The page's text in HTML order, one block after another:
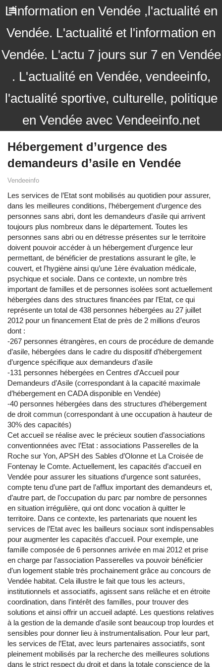
L'information en Vendée ,l'actualité en
Vendée. L'actualité et l'information en
Vendée. L'actu 7 jours sur 7 en Vendée
. L'actualité en Vendée, vendeeinfo,
l'actualité sportive, culturelle, politique
en Vendée avec Vendeeinfo.net
Hébergement d’urgence des
demandeurs d’asile en Vendée
Vendeeinfo
Les services de l’Etat sont mobilisés au quotidien pour assurer,
dans les meilleures conditions, l’hébergement d’urgence des
personnes sans abri, dont les demandeurs d’asile qui arrivent
toujours plus nombreux dans le département. Toutes les
personnes sans abri ou en détresse présentes sur le territoire
doivent pouvoir accéder à un hébergement d’urgence leur
permettant, de bénéficier de prestations assurant le gîte, le
couvert, et l’hygiène ainsi qu’une 1ère évaluation médicale,
psychique et sociale. Dans ce contexte, un nombre très
important de familles et de personnes isolées sont actuellement
hébergées dans des structures financées par l’Etat, ce qui
représente un total de 438 personnes hébergées au 27 juillet
2012 pour un financement Etat de près de 2 millions d’euros
dont :
-267 personnes étrangères, en cours de procédure de demande
d’asile, hébergées dans le cadre du dispositif d’hébergement
d’urgence spécifique aux demandeurs d’asile
-131 personnes hébergées en Centres d’Accueil pour
Demandeurs d’Asile (correspondant à la capacité maximale
d’hébergement en CADA disponible en Vendée)
-40 personnes hébergées dans des structures d’hébergement
de droit commun (correspondant à une occupation à hauteur de
30% des capacités)
Cet accueil se réalise avec le précieux soutien d’associations
conventionnées avec l’Etat : associations Passerelles de la
Roche sur Yon, APSH des Sables d’Olonne et La Croisée de
Fontenay le Comte. Actuellement, les capacités d’accueil en
Vendée pour assurer les situations d’urgence sont saturées,
compte tenu d’une part de l’afflux important des demandeurs et,
d’autre part, de l’occupation du parc par nombre de personnes
en situation irrégulière, qui ont donc vocation à quitter le
territoire. Dans ce contexte, les partenariats que nouent les
services de l’Etat avec les bailleurs sociaux sont indispensables
pour augmenter les capacités d’accueil. Pour exemple, une
famille composée de 6 personnes arrivée en mai 2012 et prise
en charge par l’association Passerelles va pouvoir bénéficier
d’un logement stable très prochainement grâce au concours de
Vendée habitat. Cela illustre le fait que tous les acteurs,
institutionnels et associatifs, agissent sans relâche et en étroite
coordination, dans l’intérêt des familles, pour trouver des
solutions et ainsi offrir un accueil adapté. Les questions relatives
à la gestion de la demande d’asile sont beaucoup trop lourdes et
sensibles pour donner lieu à instrumentalisation. Pour leur part,
les services de l’Etat, avec leurs partenaires associatifs, sont
pleinement mobilisés par la recherche des meilleures solutions
dans le strict respect du droit et dans la totale conscience de la